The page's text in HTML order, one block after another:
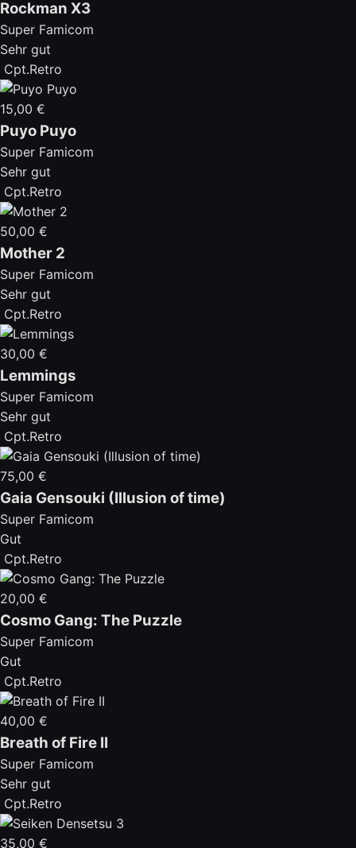
Rockman X3
Super Famicom
Sehr gut
Cpt.Retro
15,00 €
Puyo Puyo
Super Famicom
Sehr gut
Cpt.Retro
50,00 €
Mother 2
Super Famicom
Sehr gut
Cpt.Retro
30,00 €
Lemmings
Super Famicom
Sehr gut
Cpt.Retro
75,00 €
Gaia Gensouki (Illusion of time)
Super Famicom
Gut
Cpt.Retro
20,00 €
Cosmo Gang: The Puzzle
Super Famicom
Gut
Cpt.Retro
40,00 €
Breath of Fire II
Super Famicom
Sehr gut
Cpt.Retro
35,00 €